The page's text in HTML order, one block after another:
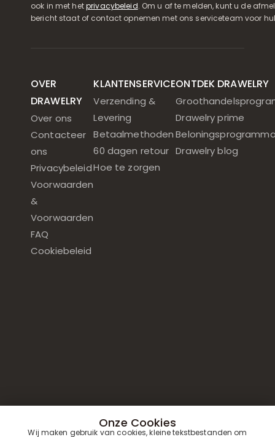
ook in met hetprivacybeleid. Om u af te melden, kunt u de
bericht staat of contact opnemen met ons serviceteam voor
OVER
DRAWELRY
Over ons
Contacteer
ons
Privacybeleid
Voorwaarden
&
Voorwaarden
FAQ
Cookiebeleid
KLANTENSERVICE
Verzending &
Levering
Betaalmethoden
60 dagen retour
Hoe te zorgen
ONTDEK DRAWELRY
Drawelry prime
Drawelry blog
Onze Cookies
Wij maken gebruik van cookies, kleine tekstbestanden om